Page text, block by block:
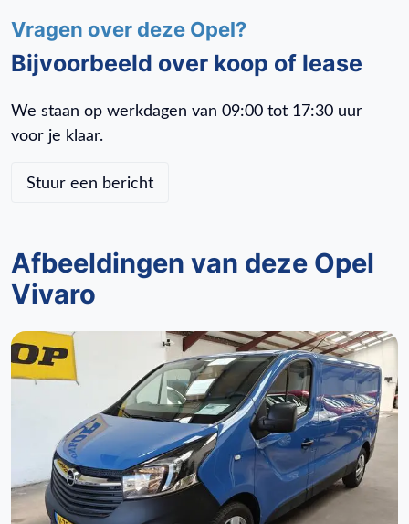
Buitenspiegels verwarmbaar
Bumpers in carrosseriekleur
Centrale deurvergrendeling
Centrale deurvergrendeling met afstandsbediening
Cruise control
Derde remlicht
Dimlichten automatisch
Elektronisch Stabiliteits Programma
Getint glas
Hill hold functie
Houten vloer in laadruimte
LED dagrijverlichting
Lederen stuurwiel
Lendesteunen (verstelbaar)
Vragen over deze Opel?
Bijvoorbeeld over koop of lease
We staan op werkdagen van 09:00 tot 17:30 uur
voor je klaar.
Stuur een bericht
Afbeeldingen van deze Opel
Vivaro